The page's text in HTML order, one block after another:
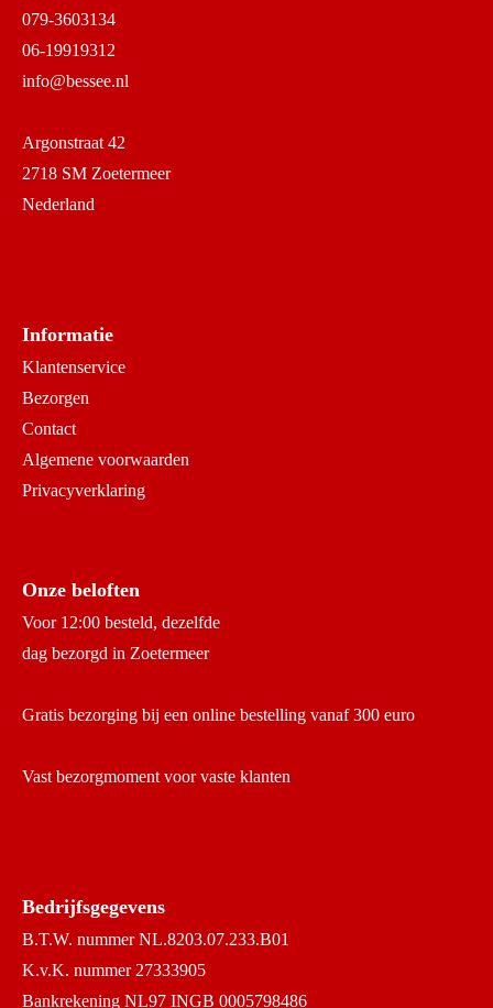
079-3603134
06-19919312
info@bessee.nl
Argonstraat 42
2718 SM Zoetermeer
Nederland
Informatie
Klantenservice
Bezorgen
Contact
Algemene voorwaarden
Privacyverklaring
Onze beloften
Voor 12:00 besteld, dezelfde
dag bezorgd in Zoetermeer
Gratis bezorging bij een online bestelling vanaf 300 euro
Vast bezorgmoment voor vaste klanten
Bedrijfsgegevens
B.T.W. nummer NL.8203.07.233.B01
K.v.K. nummer 27333905
Bankrekening NL97 INGB 0005798486